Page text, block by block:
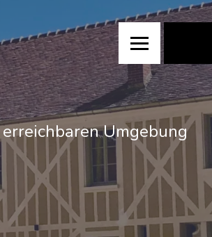
Umgebung